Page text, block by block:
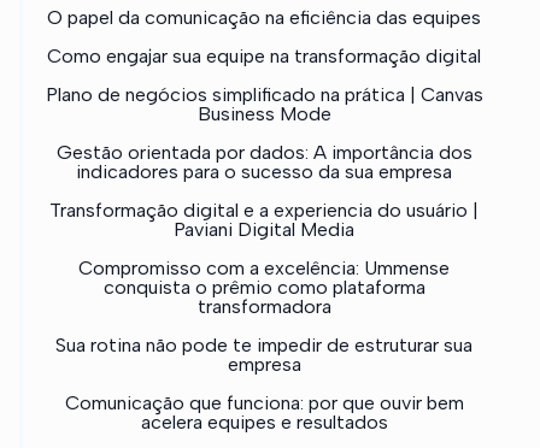
O papel da comunicação na eficiência das equipes
Como engajar sua equipe na transformação digital
Plano de negócios simplificado na prática | Canvas
Business Mode
Gestão orientada por dados: A importância dos
indicadores para o sucesso da sua empresa
Transformação digital e a experiencia do usuário |
Paviani Digital Media
Compromisso com a excelência: Ummense
conquista o prêmio como plataforma
transformadora
Sua rotina não pode te impedir de estruturar sua
empresa
Comunicação que funciona: por que ouvir bem
acelera equipes e resultados